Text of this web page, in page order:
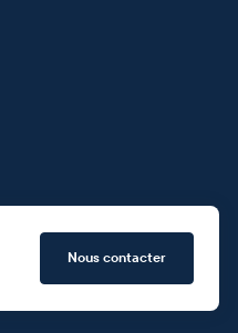
Nous contacter